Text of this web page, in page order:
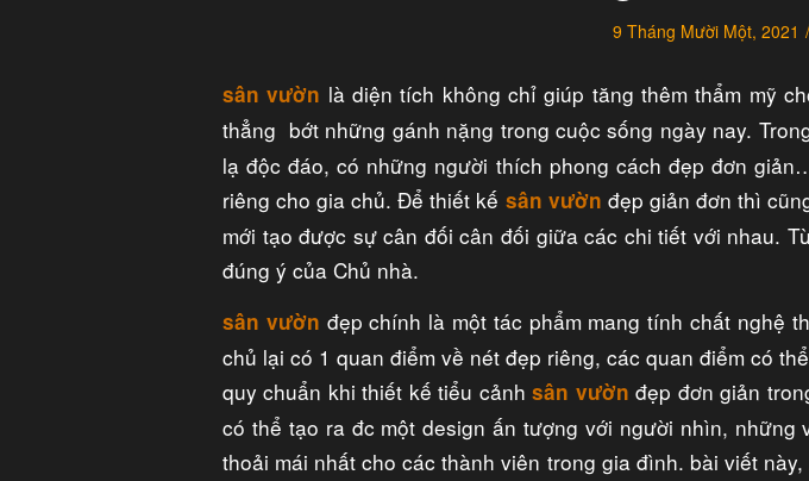
9 Tháng Mười Một, 2021 /
sân vườn là diện tích không chỉ giúp tăng thêm thẩm mỹ
thẳng bớt những gánh nặng trong cuộc sống ngày nay.
lạ độc đáo, có những người thích phong cách đẹp đơn
riêng cho gia chủ. Để thiết kế sân vườn đẹp giản đơn thì
mới tạo được sự cân đối cân đối giữa các chi tiết với nhau.
đúng ý của Chủ nhà.
sân vườn đẹp chính là một tác phẩm mang tính chất nghệ
chủ lại có 1 quan điểm về nét đẹp riêng, các quan điểm có
quy chuẩn khi thiết kế tiểu cảnhsân vườnđẹp đơn giản
có thể tạo ra đc một design ấn tượng với người nhìn,
thoải mái nhất cho các thành viên trong gia đình. bài viết này,